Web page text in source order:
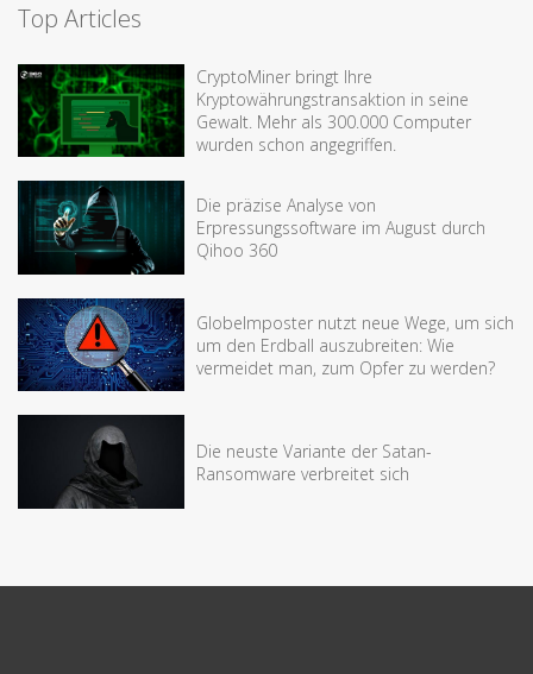
Top Articles
CryptoMiner bringt Ihre
Kryptowährungstransaktion in seine
Gewalt. Mehr als 300.000 Computer
wurden schon angegriffen.
Die präzise Analyse von
Erpressungssoftware im August durch
Qihoo 360
Globelmposter nutzt neue Wege, um sich
um den Erdball auszubreiten: Wie
vermeidet man, zum Opfer zu werden?
Die neuste Variante der Satan-
Ransomware verbreitet sich